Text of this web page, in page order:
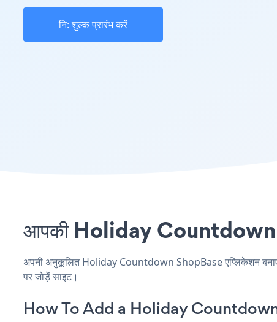
नि: शुल्क प्रारंभ करें
आपकी Holiday Countdown
अपनी अनुकूलित Holiday Countdown ShopBase एप्लिकेशन
पर जोड़ें साइट।
How To Add a Holiday